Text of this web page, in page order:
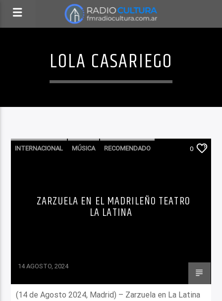
LOLA CASARIEGO
INTERNACIONAL MÚSICA RECOMENDADO 0
ZARZUELA EN EL MADRILEÑO TEATRO
LA LATINA
14 AGOSTO, 2024
(14 de Agosto 2024, Madrid) – Zarzuela en La Latina